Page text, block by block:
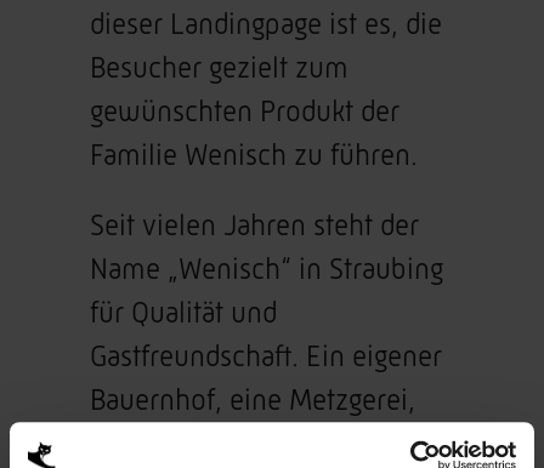
dieser Landingpage ist es, die
Besucher gezielt zum
gewünschten Produkt der
Familie Wenisch zu führen.
Seit vielen Jahren steht der
Name „Wenisch“ in Straubing
für Qualität und
Gastfreundschaft. Ein eigener
Bauernhof, eine Metzgerei,
ein Gasthaus, ein Hotel und